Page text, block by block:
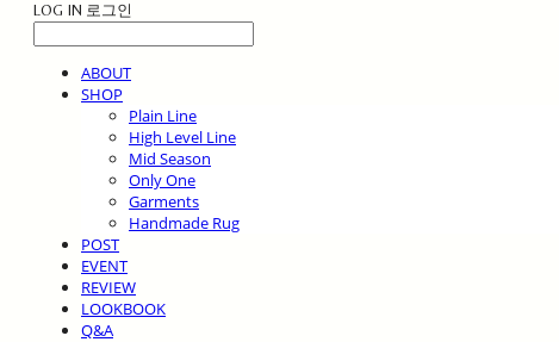
LOG IN 로그인
ABOUT
SHOP
Plain Line
High Level Line
Mid Season
Only One
Garments
Handmade Rug
POST
EVENT
REVIEW
LOOKBOOK
Q&A